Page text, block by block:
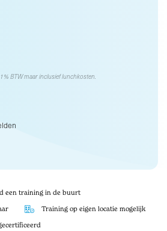
BTW maar inclusief lunchkosten.
een training in de buurt
Training op eigen locatie mogelijk